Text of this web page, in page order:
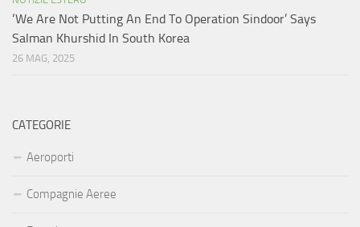
‘We Are Not Putting An End To Operation Sindoor’ Says
Salman Khurshid In South Korea
26 MAG, 2025
CATEGORIE
Aeroporti
Compagnie Aeree